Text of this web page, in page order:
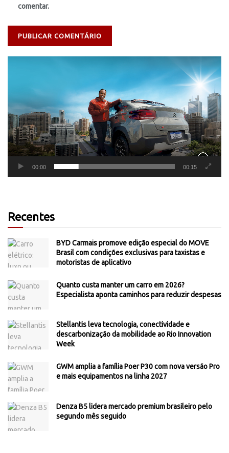
comentar.
00:00 00:15
Recentes
BYD Carmais promove edição especial do MOVE
Brasil com condições exclusivas para taxistas e
motoristas de aplicativo
Quanto custa manter um carro em 2026?
Especialista aponta caminhos para reduzir despesas
Stellantis leva tecnologia, conectividade e
descarbonização da mobilidade ao Rio Innovation
Week
GWM amplia a família Poer P30 com nova versão Pro
e mais equipamentos na linha 2027
Denza B5 lidera mercado premium brasileiro pelo
segundo mês seguido